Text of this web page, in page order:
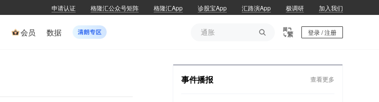
申请认证 格隆汇公众号矩阵 格隆汇App 诊股宝App 汇路演App 极调研 加入我们
会员 数据 
通胀
登录 / 注册
事件播报 查看更多